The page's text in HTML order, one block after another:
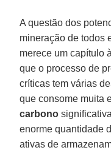
A questão dos
mineração de todos
merece um capítulo
que o processo de
críticas tem várias
que consome muita
carbono
enorme quantidade
ativas de